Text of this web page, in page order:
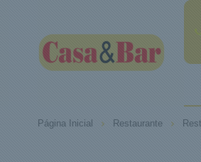
Página Inicial Restaurante